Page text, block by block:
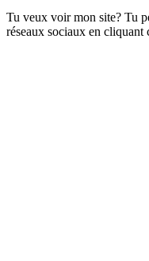
Tu veux voir mon site? Tu
réseaux sociaux en cliquant